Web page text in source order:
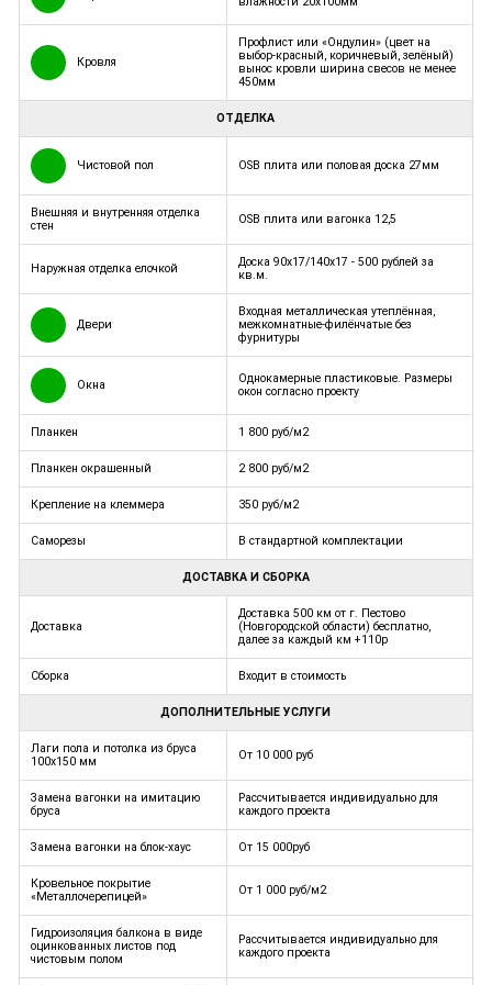
Кровля
Профлист или «Ондулин» (цвет на
выбор-красный, коричневый, зелёный)
вынос кровли ширина свесов не менее
450мм
ОТДЕЛКА
Чистовой пол OSB плита или половая доска 27мм
Внешняя и внутренняя отделка
стен
OSB плита или вагонка 12,5
Наружная отделка елочкой
Доска 90x17/140x17 - 500 рублей за
кв.м.
Двери
Входная металлическая утеплённая,
межкомнатные-филёнчатые без
фурнитуры
Окна
Однокамерные пластиковые. Размеры
окон согласно проекту
Планкен 1 800 руб/м2
Планкен окрашенный 2 800 руб/м2
Крепление на клеммера 350 руб/м2
Саморезы В стандартной комплектации
ДОСТАВКА И СБОРКА
Доставка
Доставка 500 км от г. Пестово
(Новгородской области) бесплатно,
далее за каждый км +110р
Сборка Входит в стоимость
ДОПОЛНИТЕЛЬНЫЕ УСЛУГИ
Лаги пола и потолка из бруса
100х150 мм
От 10 000 руб
Замена вагонки на имитацию
бруса
Рассчитывается индивидуально для
каждого проекта
Замена вагонки на блок-хаус От 15 000руб
Кровельное покрытие
«Металлочерепицей»
От 1 000 руб/м2
Гидроизоляция балкона в виде
оцинкованных листов под
чистовым полом
Рассчитывается индивидуально для
каждого проекта